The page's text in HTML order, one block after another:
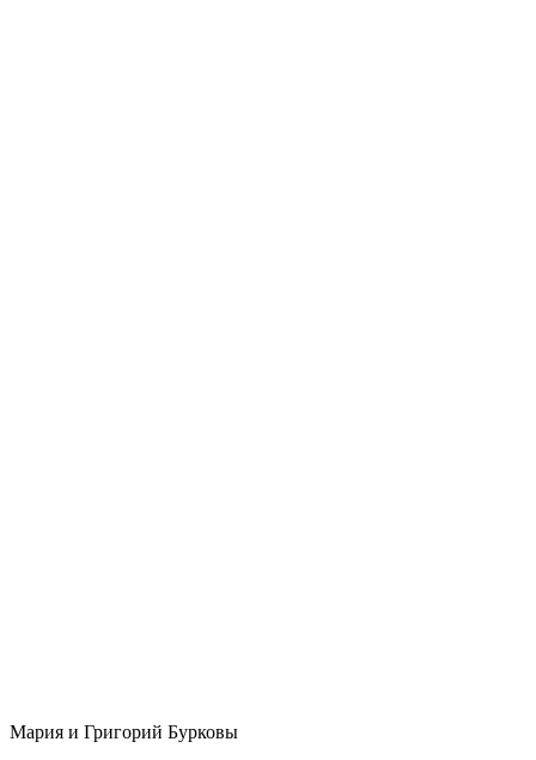
Мария и Григорий Бурковы